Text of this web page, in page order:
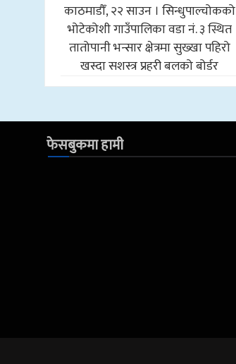
काठमाडौँ, २२ साउन । सिन्धुपाल्चोकको
भोटेकोशी गाउँपालिका वडा नं. ३ स्थित
तातोपानी भन्सार क्षेत्रमा सुख्खा पहिरो
खस्दा सशस्त्र प्रहरी बलको बोर्डर
फेसबुकमा हामी